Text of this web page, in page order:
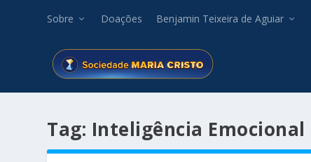
Sobre Doações Benjamin Teixeira de Aguiar
Tag: Inteligência Emocional